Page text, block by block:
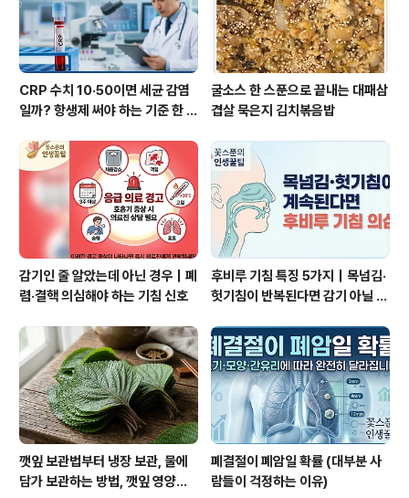
CRP 수치 10·50이면 세균 감염
일까? 항생제 써야 하는 기준 한 번
굴소스 한 스푼으로 끝내는 대패삼
겹살 묵은지 김치볶음밥
감기인 줄 알았는데 아닌 경우｜폐
렴·결핵 의심해야 하는 기침 신호
후비루 기침 특징 5가지｜목넘김·
헛기침이 반복된다면 감기 아닐 수
깻잎 보관법부터 냉장 보관, 물에
담가 보관하는 방법, 깻잎 영양과
폐결절이 폐암일 확률 (대부분 사
람들이 걱정하는 이유)